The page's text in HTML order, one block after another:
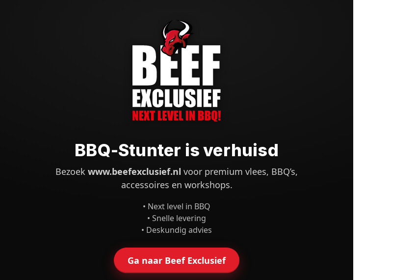
BBQ-Stunter is verhuisd
Bezoek www.beefexclusief.nl voor premium vlees, BBQ’s,
accessoires en workshops.
• Next level in BBQ
• Snelle levering
• Deskundig advies
Ga naar Beef Exclusief